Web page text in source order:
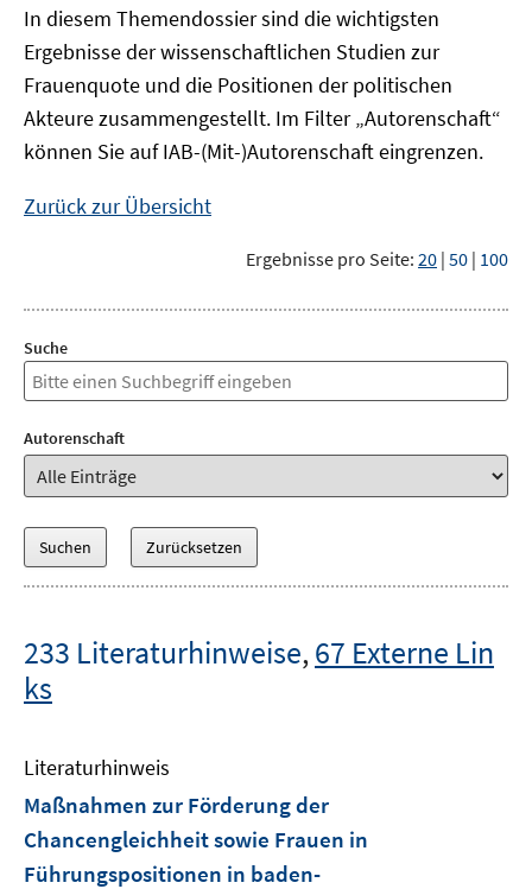
In diesem Themendossier sind die wichtigsten
Ergebnisse der wissenschaftlichen Studien zur
Frauenquote und die Positionen der politischen
Akteure zusammengestellt. Im Filter „Autorenschaft“
können Sie auf IAB-(Mit-)Autorenschaft eingrenzen.
Zurück zur Übersicht
Ergebnisse pro Seite: 20 | 50 | 100
Suche
Autorenschaft
233 Literaturhinweise,67 Externe Lin
ks
Literaturhinweis
Maßnahmen zur Förderung der
Chancengleichheit sowie Frauen in
Führungspositionen in baden-